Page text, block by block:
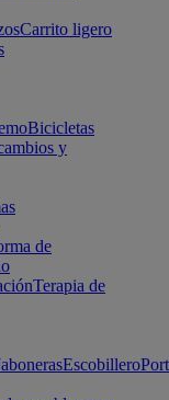
Carrito ligero
Bicicletas
y
de
Terapia de
Escobillero